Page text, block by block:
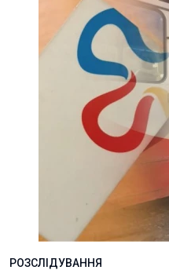
РОЗСЛІДУВАННЯ